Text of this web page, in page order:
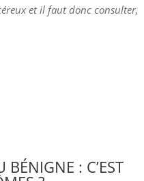
et il faut donc consulter,
: C’EST